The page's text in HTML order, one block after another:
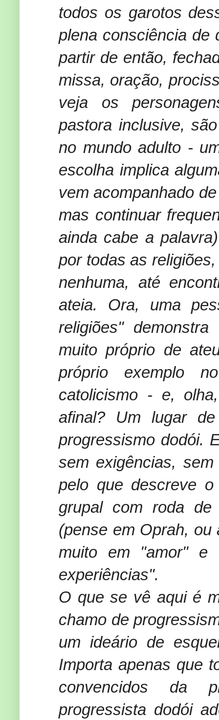
todos os garotos
plena consciência de
partir de então,
missa, oração,
veja os
pastora inclusive,
no mundo adulto -
escolha implica
vem acompanhado
mas continuar
ainda cabe a
por todas as
nenhuma, até
ateia. Ora, uma
religiões"
muito próprio de
próprio exemplo
catolicismo - e,
afinal? Um lugar
progressismo dodói.
sem exigências,
pelo que descreve
grupal com roda de
(pense em Oprah,
muito em "amor" e
experiências".
O que se vê aqui é
chamo de
um ideário de
Importa apenas que
convencidos da
progressista dodói